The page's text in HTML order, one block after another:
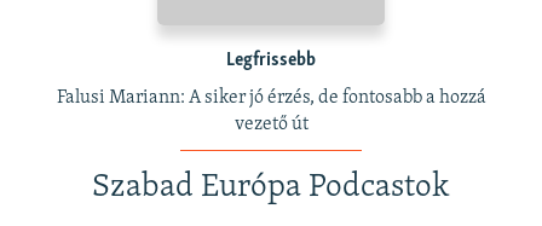
Legfrissebb
Falusi Mariann: A siker jó érzés, de fontosabb a hozzá
vezető út
Szabad Európa Podcastok